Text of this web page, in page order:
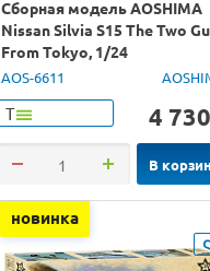
Сборная модель AOSHIMA
Nissan Silvia S15 The Two
From Tokyo, 1/24
AOS-6611
Т 4 730
В
новинка